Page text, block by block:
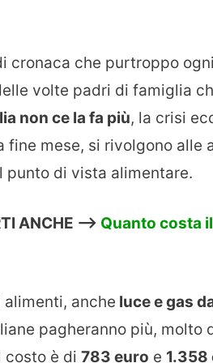
cronaca che purtroppo
volte padri di famiglia
non ce la fa più, la crisi
fine mese, si rivolgono alle
punto di vista alimentare.
ANCHE —> Quanto costa
anche luce e gas
pagheranno più, molto
costo è di 783 euro e 1.358